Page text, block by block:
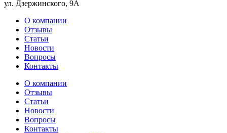
ул. Дзержинского, 9А
О компании
Отзывы
Статьи
Новости
Вопросы
Контакты
О компании
Отзывы
Статьи
Новости
Вопросы
Контакты